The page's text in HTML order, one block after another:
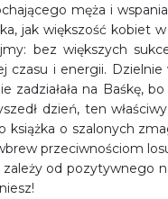
męża i
jak większość kobiet
bez większych
czasu i energii.
zadziałała na Baśkę,
dzień, ten
książka o szalonych
przeciwnościom
od pozytywnego